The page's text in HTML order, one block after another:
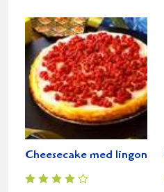
Cheesecake med lingon